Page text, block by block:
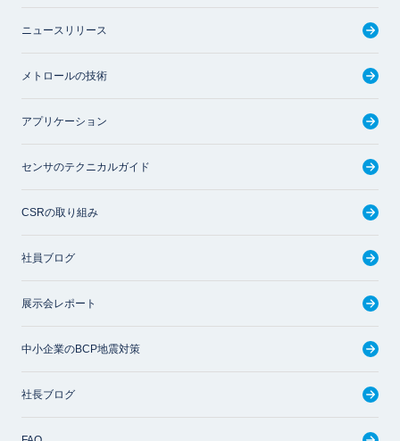
ニュースリリース
メトロールの技術
アプリケーション
センサのテクニカルガイド
CSRの取り組み
社員ブログ
展示会レポート
中小企業のBCP地震対策
社長ブログ